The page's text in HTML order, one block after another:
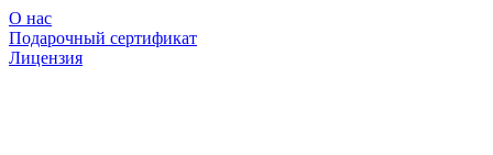
О нас
Подарочный сертификат
Лицензия